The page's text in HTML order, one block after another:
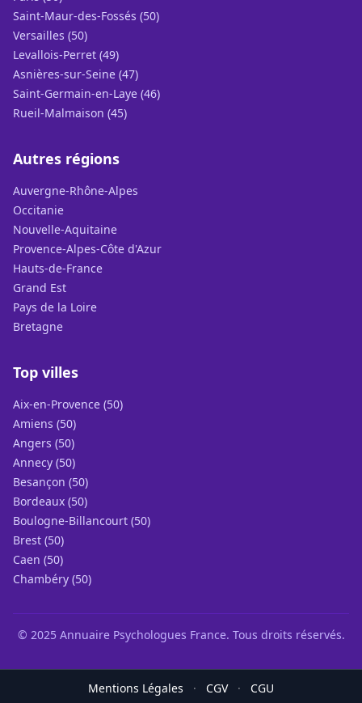
Saint-Maur-des-Fossés (50)
Versailles (50)
Levallois-Perret (49)
Asnières-sur-Seine (47)
Saint-Germain-en-Laye (46)
Rueil-Malmaison (45)
Autres régions
Auvergne-Rhône-Alpes
Occitanie
Nouvelle-Aquitaine
Provence-Alpes-Côte d'Azur
Hauts-de-France
Grand Est
Pays de la Loire
Bretagne
Top villes
Aix-en-Provence (50)
Amiens (50)
Angers (50)
Annecy (50)
Besançon (50)
Bordeaux (50)
Boulogne-Billancourt (50)
Brest (50)
Caen (50)
Chambéry (50)
© 2025 Annuaire Psychologues France. Tous droits réservés.
Mentions Légales · CGV · CGU